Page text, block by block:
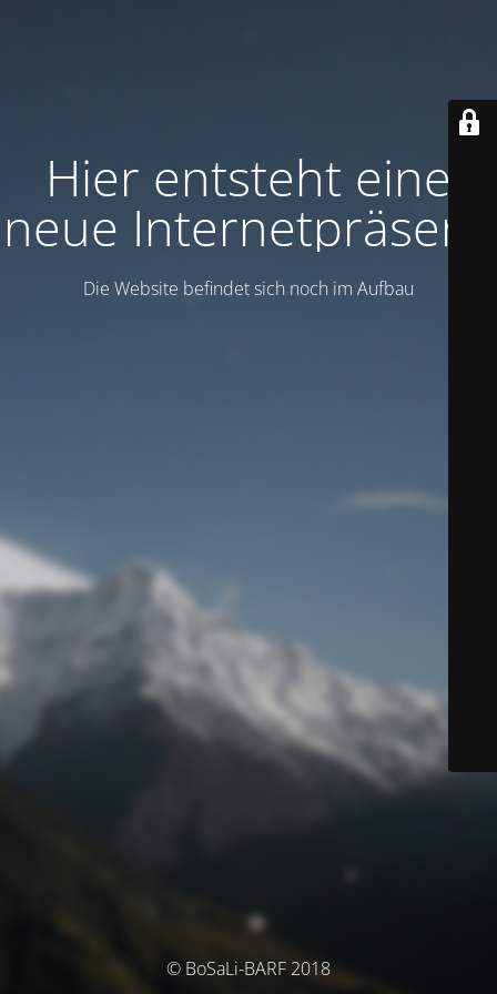
Hier entsteht eine
neue Internetpräsenz
Die Website befindet sich noch im Aufbau
© BoSaLi-BARF 2018